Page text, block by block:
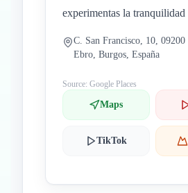
experimentas la tranquilidad
C. San Francisco, 10,
Ebro, Burgos, España
Source: Google Places
Maps
TikTok